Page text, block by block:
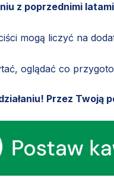
z poprzednimi
mogą liczyć na
oglądać co
Przez Twoją